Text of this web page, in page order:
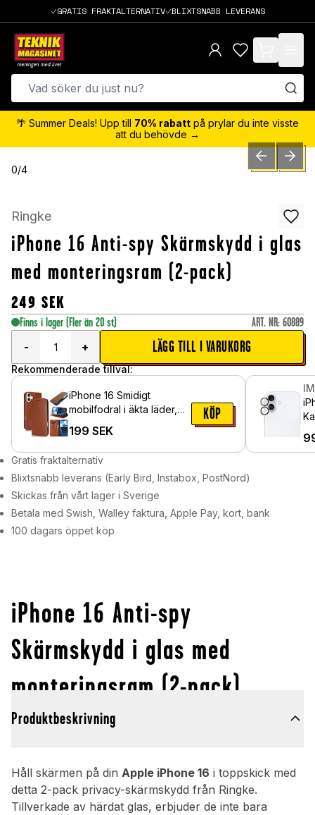
GRATIS FRAKTALTERNATIV BLIXTSNABB LEVERANS
items in cart,
🌴 Summer Deals! Upp till 70% rabatt på prylar du inte visste
att du behövde →
0/4 PREVIOUSNEXT
Ringke
iPhone 16 Anti-spy Skärmskydd i glas
med monteringsram (2-pack)
249 SEK
Finns i lager (Fler än 20 st) ART. NR: 60889
-
+ LÄGG TILL I VARUKORG
Rekommenderade tillval:
iPhone 16 Smidigt
mobilfodral i äkta läder,
199 SEK
KÖP
Gratis fraktalternativ
Blixtsnabb leverans (Early Bird, Instabox, PostNord)
Skickas från vårt lager i Sverige
Betala med Swish, Walley faktura, Apple Pay, kort, bank
100 dagars öppet köp
iPhone 16 Anti-spy
Skärmskydd i glas med
monteringsram (2-pack)
Produktbeskrivning
Håll skärmen på din Apple iPhone 16 i toppskick med
detta 2-pack privacy-skärmskydd från Ringke.
Tillverkade av härdat glas, erbjuder de inte bara